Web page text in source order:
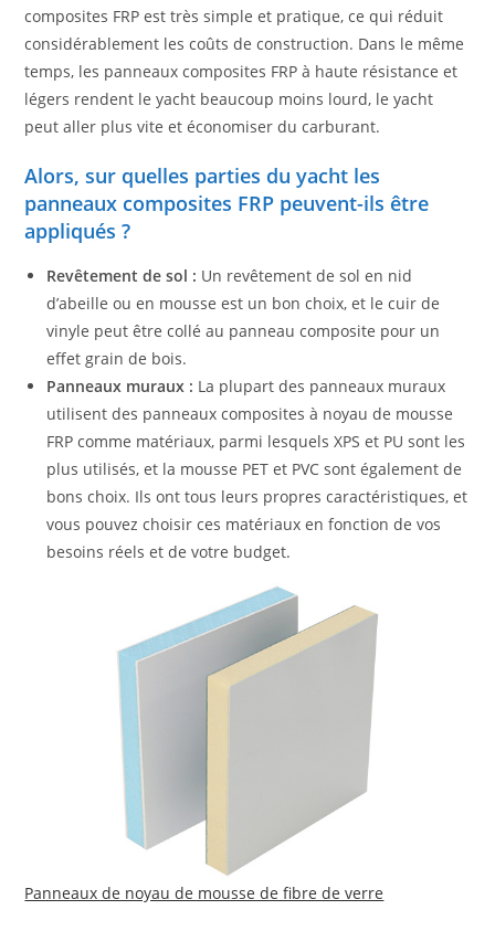
composites FRP est très simple et pratique, ce qui réduit
considérablement les coûts de construction. Dans le même
temps, les panneaux composites FRP à haute résistance et
légers rendent le yacht beaucoup moins lourd, le yacht
peut aller plus vite et économiser du carburant.
Alors, sur quelles parties du yacht les
panneaux composites FRP peuvent-ils être
appliqués ?
Revêtement de sol : Un revêtement de sol en nid
d’abeille ou en mousse est un bon choix, et le cuir de
vinyle peut être collé au panneau composite pour un
effet grain de bois.
Panneaux muraux : La plupart des panneaux muraux
utilisent des panneaux composites à noyau de mousse
FRP comme matériaux, parmi lesquels XPS et PU sont les
plus utilisés, et la mousse PET et PVC sont également de
bons choix. Ils ont tous leurs propres caractéristiques, et
vous pouvez choisir ces matériaux en fonction de vos
besoins réels et de votre budget.
Panneaux de noyau de mousse de fibre de verre